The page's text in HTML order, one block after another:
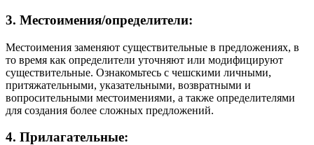
3. Местоимения/определители:
Местоимения заменяют существительные в предложениях, в
то время как определители уточняют или модифицируют
существительные. Ознакомьтесь с чешскими личными,
притяжательными, указательными, возвратными и
вопросительными местоимениями, а также определителями
для создания более сложных предложений.
4. Прилагательные: